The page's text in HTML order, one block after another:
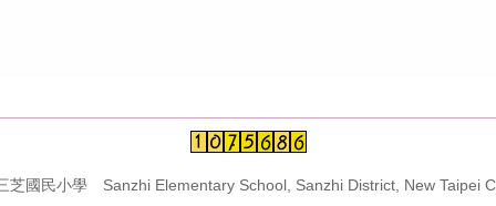
芝國民小學 Sanzhi Elementary School, Sanzhi District, New Taipei